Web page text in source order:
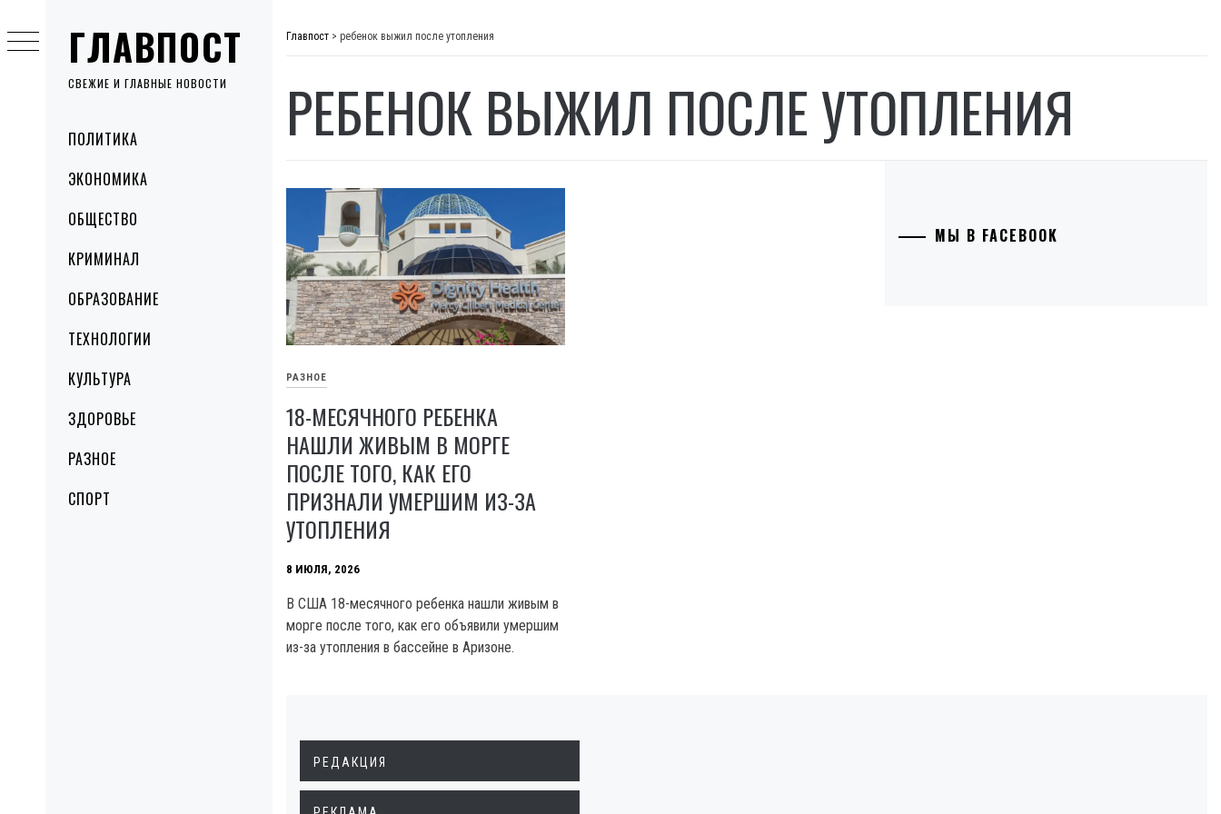
ГЛАВПОСТ
СВЕЖИЕ И ГЛАВНЫЕ НОВОСТИ
MenuПОЛИТИКА
ЭКОНОМИКА
ОБЩЕСТВО
КРИМИНАЛ
ОБРАЗОВАНИЕ
ТЕХНОЛОГИИ
КУЛЬТУРА
ЗДОРОВЬЕ
РАЗНОЕ
СПОРТ
to
content
Главпост > ребенок выжил после утопления
РЕБЕНОК ВЫЖИЛ ПОСЛЕ УТОПЛЕНИЯ
РАЗНОЕ
18-МЕСЯЧНОГО РЕБЕНКА
НАШЛИ ЖИВЫМ В МОРГЕ
ПОСЛЕ ТОГО, КАК ЕГО
ПРИЗНАЛИ УМЕРШИМ ИЗ-ЗА
УТОПЛЕНИЯ
8 ИЮЛЯ, 2026
В США 18-месячного ребенка нашли живым в
морге после того, как его объявили умершим
из-за утопления в бассейне в Аризоне.
МЫ В FACEBOOK
РЕДАКЦИЯ